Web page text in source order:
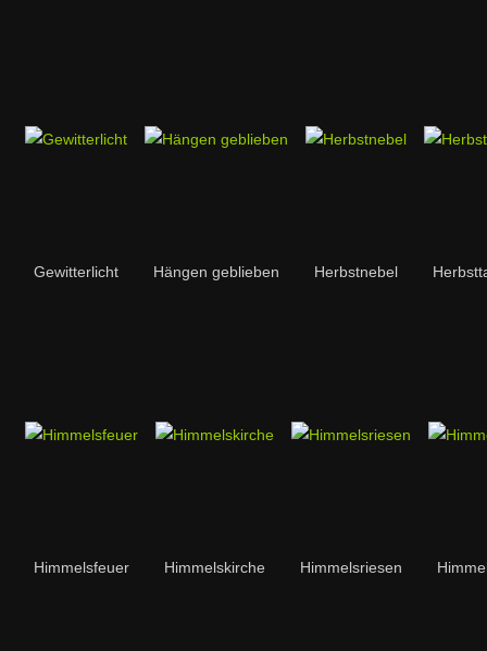
Gewitterlicht Hängen geblieben Herbstnebel
Himmelsfeuer Himmelskirche Himmelsriesen